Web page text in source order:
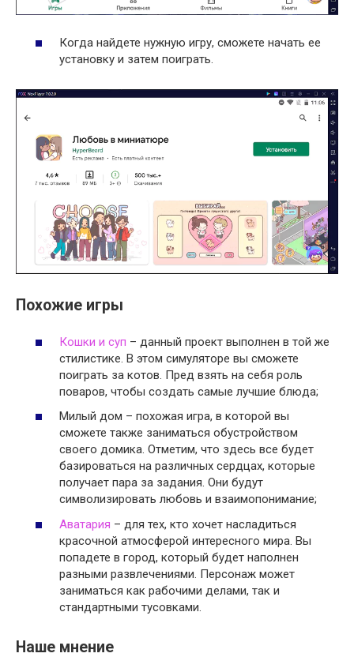
Когда найдете нужную игру, сможете начать ее
установку и затем поиграть.
Похожие игры
Кошки и суп – данный проект выполнен в той же
стилистике. В этом симуляторе вы сможете
поиграть за котов. Пред взять на себя роль
поваров, чтобы создать самые лучшие блюда;
Милый дом – похожая игра, в которой вы
сможете также заниматься обустройством
своего домика. Отметим, что здесь все будет
базироваться на различных сердцах, которые
получает пара за задания. Они будут
символизировать любовь и взаимопонимание;
Аватария – для тех, кто хочет насладиться
красочной атмосферой интересного мира. Вы
попадете в город, который будет наполнен
разными развлечениями. Персонаж может
заниматься как рабочими делами, так и
стандартными тусовками.
Наше мнение